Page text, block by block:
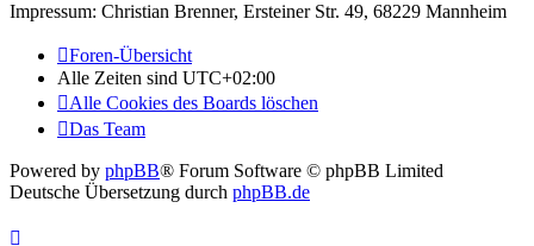
Impressum: Christian Brenner, Ersteiner Str. 49, 68229 Mannheim
Foren-Übersicht
Alle Zeiten sind UTC+02:00
Alle Cookies des Boards löschen
Das Team
Powered by phpBB® Forum Software © phpBB Limited
Deutsche Übersetzung durch phpBB.de